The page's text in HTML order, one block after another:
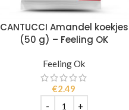
CANTUCCI Amandel koekjes
(50 g) – Feeling OK
Feeling Ok
€2.49